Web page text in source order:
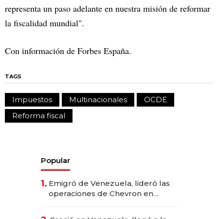
representa un paso adelante en nuestra misión de reformar
la fiscalidad mundial".
Con información de Forbes España.
TAGS
Impuestos Multinacionales
OCDE
Reforma fiscal
Popular
1. Emigró de Venezuela, lideró las
operaciones de Chevron en